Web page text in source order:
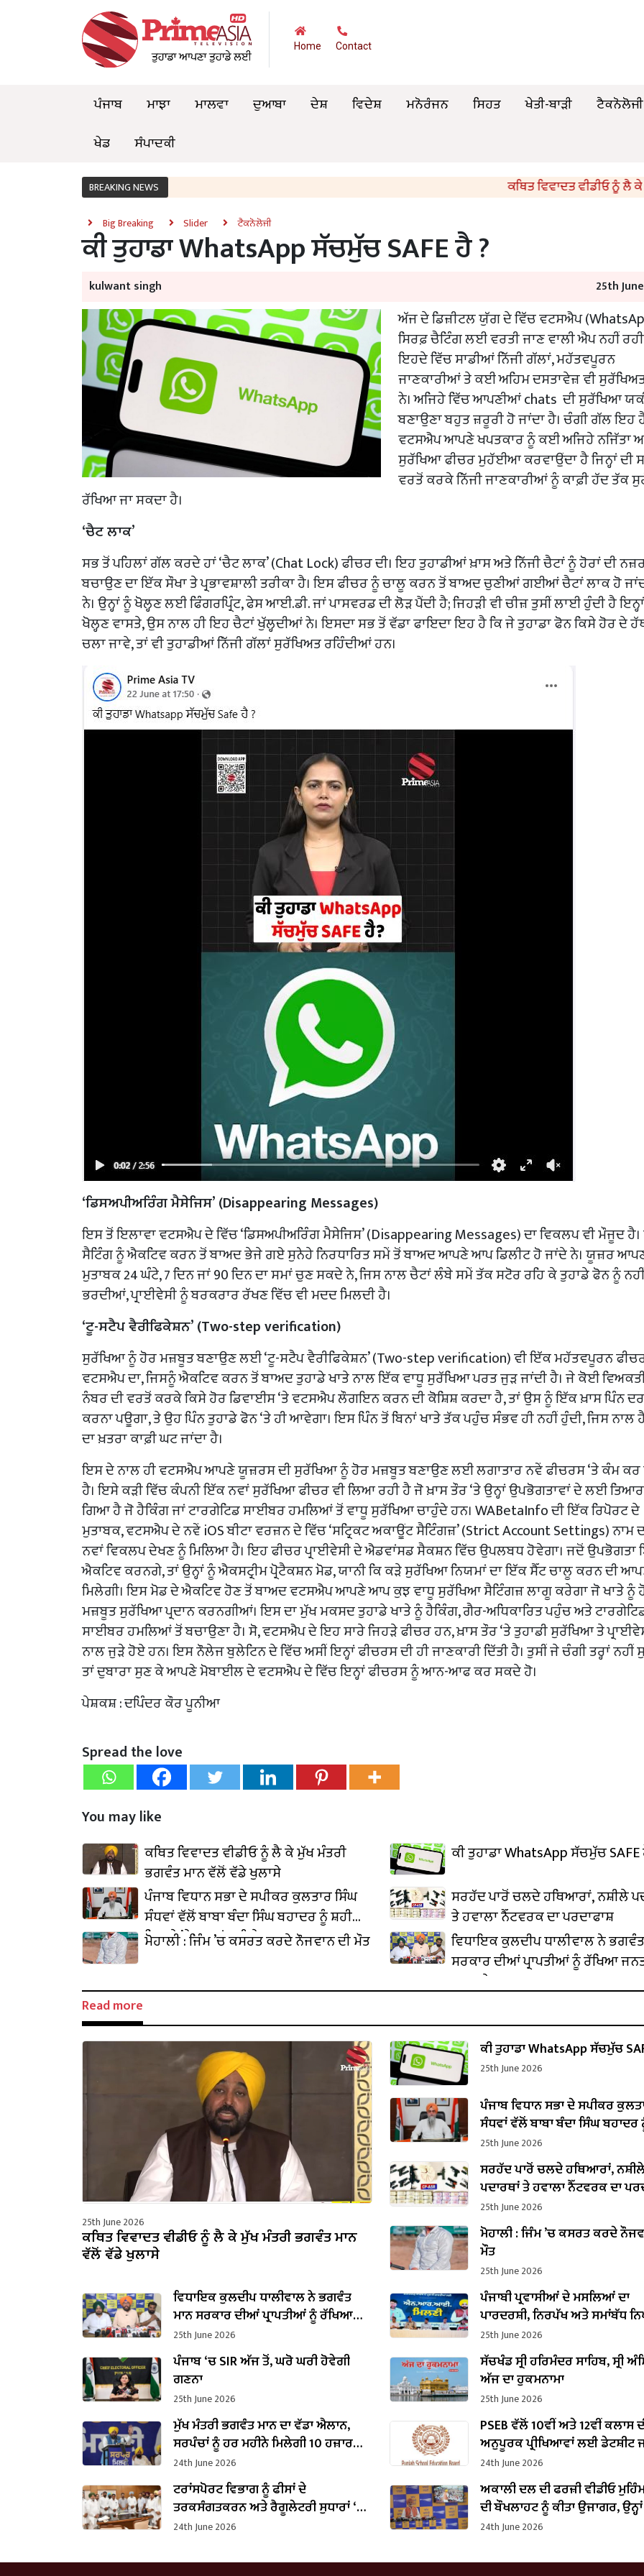
Home Contact
ਪੰਜਾਬ ਮਾਝਾ ਮਾਲਵਾ ਦੁਆਬਾ ਦੇਸ਼ ਵਿਦੇਸ਼ ਮਨੋਰੰਜਨ ਸਿਹਤ ਖੇਤੀ-ਬਾੜੀ ਟੈਕਨੋਲੋਜੀ
ਖੇਡ
ਸੰਪਾਦਕੀ
BREAKING NEWS ਕਥਿਤ ਵਿਵਾਦਤ ਵੀਡੀਓ ਨੂੰ ਲੈ ਕੇ ਮੁੱਖ
Big Breaking Slider ਟੈਕਨੋਲੋਜੀ
ਕੀ ਤੁਹਾਡਾ WhatsApp ਸੱਚਮੁੱਚ SAFE ਹੈ ?
kulwant singh 25th
ਅੱਜ ਦੇ ਡਿਜ਼ੀਟਲ ਯੁੱਗ ਦੇ ਵਿੱਚ ਵਟਸਐਪ
ਸਿਰਫ਼ ਚੈਟਿੰਗ ਲਈ ਵਰਤੀ ਜਾਣ ਵਾਲੀ ਐਪ ਨਹੀਂ
ਇਹਦੇ ਵਿੱਚ ਸਾਡੀਆਂ ਨਿੱਜੀ ਗੱਲਾਂ, ਮਹੱਤਵਪੂਰਨ
ਜਾਣਕਾਰੀਆਂ ਤੇ ਕਈ ਅਹਿਮ ਦਸਤਾਵੇਜ਼ ਵੀ
ਨੇ। ਅਜਿਹੇ ਵਿੱਚ ਆਪਣੀਆਂ chats ਦੀ ਸੁਰੱਖਿਆ
ਬਣਾਉਣਾ ਬਹੁਤ ਜ਼ਰੂਰੀ ਹੋ ਜਾਂਦਾ ਹੈ। ਚੰਗੀ ਗੱਲ ਇਹ
ਵਟਸਐਪ ਆਪਣੇ ਖਪਤਕਾਰ ਨੂੰ ਕਈ ਅਜਿਹੇ ਨਜਿੱਤਾ
ਸੁਰੱਖਿਆ ਫੀਚਰ ਮੁਹੱਈਆ ਕਰਵਾਉਂਦਾ ਹੈ ਜਿਨ੍ਹਾਂ ਦੀ
ਵਰਤੋਂ ਕਰਕੇ ਨਿੱਜੀ ਜਾਣਕਾਰੀਆਂ ਨੂੰ ਕਾਫ਼ੀ ਹੱਦ ਤੱਕ
ਰੱਖਿਆ ਜਾ ਸਕਦਾ ਹੈ।
‘ਚੈਟ ਲਾਕ’
ਸਭ ਤੋਂ ਪਹਿਲਾਂ ਗੱਲ ਕਰਦੇ ਹਾਂ ‘ਚੈਟ ਲਾਕ’ (Chat Lock) ਫੀਚਰ ਦੀ। ਇਹ ਤੁਹਾਡੀਆਂ ਖ਼ਾਸ ਅਤੇ ਨਿੱਜੀ ਚੈਟਾਂ ਨੂੰ ਹੋਰਾਂ ਦੀ
ਬਚਾਉਣ ਦਾ ਇੱਕ ਸੌਖਾ ਤੇ ਪ੍ਰਭਾਵਸ਼ਾਲੀ ਤਰੀਕਾ ਹੈ। ਇਸ ਫੀਚਰ ਨੂੰ ਚਾਲੂ ਕਰਨ ਤੋਂ ਬਾਅਦ ਚੁਣੀਆਂ ਗਈਆਂ ਚੈਟਾਂ ਲਾਕ ਹੋ
ਨੇ। ਉਨ੍ਹਾਂ ਨੂੰ ਖੋਲ੍ਹਣ ਲਈ ਫਿੰਗਰਪ੍ਰਿੰਟ, ਫੇਸ ਆਈ.ਡੀ. ਜਾਂ ਪਾਸਵਰਡ ਦੀ ਲੋੜ ਪੈਂਦੀ ਹੈ; ਜਿਹੜੀ ਵੀ ਚੀਜ਼ ਤੁਸੀਂ ਲਾਈ ਹੁੰਦੀ ਹੈ
ਖੋਲ੍ਹਣ ਵਾਸਤੇ, ਉਸ ਨਾਲ ਹੀ ਇਹ ਚੈਟਾਂ ਖੁੱਲ੍ਹਦੀਆਂ ਨੇ। ਇਸਦਾ ਸਭ ਤੋਂ ਵੱਡਾ ਫਾਇਦਾ ਇਹ ਹੈ ਕਿ ਜੇ ਤੁਹਾਡਾ ਫੋਨ ਕਿਸੇ ਹੋਰ ਦੇ
ਚਲਾ ਜਾਵੇ, ਤਾਂ ਵੀ ਤੁਹਾਡੀਆਂ ਨਿੱਜੀ ਗੱਲਾਂ ਸੁਰੱਖਿਅਤ ਰਹਿੰਦੀਆਂ ਹਨ।
‘ਡਿਸਅਪੀਅਰਿੰਗ ਮੈਸੇਜਿਸ’ (Disappearing Messages)
ਇਸ ਤੋਂ ਇਲਾਵਾ ਵਟਸਐਪ ਦੇ ਵਿੱਚ ‘ਡਿਸਅਪੀਅਰਿੰਗ ਮੈਸੇਜਿਸ’ (Disappearing Messages) ਦਾ ਵਿਕਲਪ ਵੀ ਮੌਜੂਦ
ਸੈਟਿੰਗ ਨੂੰ ਐਕਟਿਵ ਕਰਨ ਤੋਂ ਬਾਅਦ ਭੇਜੇ ਗਏ ਸੁਨੇਹੇ ਨਿਰਧਾਰਿਤ ਸਮੇਂ ਤੋਂ ਬਾਅਦ ਆਪਣੇ ਆਪ ਡਿਲੀਟ ਹੋ ਜਾਂਦੇ ਨੇ। ਯੂਜ਼ਰ
ਮੁਤਾਬਕ 24 ਘੰਟੇ, 7 ਦਿਨ ਜਾਂ 90 ਦਿਨ ਦਾ ਸਮਾਂ ਚੁਣ ਸਕਦੇ ਨੇ, ਜਿਸ ਨਾਲ ਚੈਟਾਂ ਲੰਬੇ ਸਮੇਂ ਤੱਕ ਸਟੋਰ ਰਹਿ ਕੇ ਤੁਹਾਡੇ ਫੋਨ ਨੂੰ ਨਹੀਂ
ਭਰਦੀਆਂ, ਪ੍ਰਾਈਵੇਸੀ ਨੂੰ ਬਰਕਰਾਰ ਰੱਖਣ ਵਿੱਚ ਵੀ ਮਦਦ ਮਿਲਦੀ ਹੈ।
‘ਟੂ-ਸਟੈਪ ਵੈਰੀਫਿਕੇਸ਼ਨ’ (Two-step verification)
ਸੁਰੱਖਿਆ ਨੂੰ ਹੋਰ ਮਜ਼ਬੂਤ ਬਣਾਉਣ ਲਈ ‘ਟੂ-ਸਟੈਪ ਵੈਰੀਫਿਕੇਸ਼ਨ’ (Two-step verification) ਵੀ ਇੱਕ ਮਹੱਤਵਪੂਰਨ
ਵਟਸਐਪ ਦਾ, ਜਿਸਨੂੰ ਐਕਟਿਵ ਕਰਨ ਤੋਂ ਬਾਅਦ ਤੁਹਾਡੇ ਖਾਤੇ ਨਾਲ ਇੱਕ ਵਾਧੂ ਸੁਰੱਖਿਆ ਪਰਤ ਜੁੜ ਜਾਂਦੀ ਹੈ। ਜੇ ਕੋਈ
ਨੰਬਰ ਦੀ ਵਰਤੋਂ ਕਰਕੇ ਕਿਸੇ ਹੋਰ ਡਿਵਾਈਸ ‘ਤੇ ਵਟਸਐਪ ਲੌਗਇਨ ਕਰਨ ਦੀ ਕੋਸ਼ਿਸ਼ ਕਰਦਾ ਹੈ, ਤਾਂ ਉਸ ਨੂੰ ਇੱਕ ਖ਼ਾਸ ਪਿੰਨ
ਕਰਨਾ ਪਊਗਾ, ਤੇ ਉਹ ਪਿੰਨ ਤੁਹਾਡੇ ਫੋਨ ‘ਤੇ ਹੀ ਆਵੇਗਾ। ਇਸ ਪਿੰਨ ਤੋਂ ਬਿਨਾਂ ਖਾਤੇ ਤੱਕ ਪਹੁੰਚ ਸੰਭਵ ਹੀ ਨਹੀਂ ਹੁੰਦੀ, ਜਿਸ ਨਾਲ
ਦਾ ਖ਼ਤਰਾ ਕਾਫ਼ੀ ਘਟ ਜਾਂਦਾ ਹੈ।
ਇਸ ਦੇ ਨਾਲ ਹੀ ਵਟਸਐਪ ਆਪਣੇ ਯੂਜ਼ਰਸ ਦੀ ਸੁਰੱਖਿਆ ਨੂੰ ਹੋਰ ਮਜ਼ਬੂਤ ਬਣਾਉਣ ਲਈ ਲਗਾਤਾਰ ਨਵੇਂ ਫੀਚਰਸ ‘ਤੇ ਕੰਮ ਕਰ
ਹੈ। ਇਸੇ ਕੜੀ ਵਿੱਚ ਕੰਪਨੀ ਇੱਕ ਨਵਾਂ ਸੁਰੱਖਿਆ ਫੀਚਰ ਵੀ ਲਿਆ ਰਹੀ ਹੈ ਜੋ ਖ਼ਾਸ ਤੌਰ ‘ਤੇ ਉਨ੍ਹਾਂ ਉਪਭੋਗਤਾਵਾਂ ਦੇ ਲਈ
ਗਿਆ ਹੈ ਜੋ ਹੈਕਿੰਗ ਜਾਂ ਟਾਰਗੇਟਿਡ ਸਾਈਬਰ ਹਮਲਿਆਂ ਤੋਂ ਵਾਧੂ ਸੁਰੱਖਿਆ ਚਾਹੁੰਦੇ ਹਨ। WABetaInfo ਦੀ ਇੱਕ ਰਿਪੋਰਟ ਦੇ
ਮੁਤਾਬਕ, ਵਟਸਐਪ ਦੇ ਨਵੇਂ iOS ਬੀਟਾ ਵਰਜ਼ਨ ਦੇ ਵਿੱਚ ‘ਸਟ੍ਰਿਕਟ ਅਕਾਊਂਟ ਸੈਟਿੰਗਜ਼’ (Strict Account Settings) ਨਾਮ
ਨਵਾਂ ਵਿਕਲਪ ਦੇਖਣ ਨੂੰ ਮਿਲਿਆ ਹੈ। ਇਹ ਫੀਚਰ ਪ੍ਰਾਈਵੇਸੀ ਦੇ ਐਡਵਾਂਸਡ ਸੈਕਸ਼ਨ ਵਿੱਚ ਉਪਲਬਧ ਹੋਵੇਗਾ। ਜਦੋਂ
ਐਕਟਿਵ ਕਰਨਗੇ, ਤਾਂ ਉਨ੍ਹਾਂ ਨੂੰ ਐਕਸਟ੍ਰੀਮ ਪ੍ਰੋਟੈਕਸ਼ਨ ਮੋਡ, ਯਾਨੀ ਕਿ ਕੜੇ ਸੁਰੱਖਿਆ ਨਿਯਮਾਂ ਦਾ ਇੱਕ ਸੈੱਟ ਚਾਲੂ ਕਰਨ ਦੀ
ਮਿਲੇਗੀ। ਇਸ ਮੋਡ ਦੇ ਐਕਟਿਵ ਹੋਣ ਤੋਂ ਬਾਅਦ ਵਟਸਐਪ ਆਪਣੇ ਆਪ ਕੁਝ ਵਾਧੂ ਸੁਰੱਖਿਆ ਸੈਟਿੰਗਜ਼ ਲਾਗੂ ਕਰੇਗਾ ਜੋ ਖਾਤੇ ਨੂੰ
ਮਜ਼ਬੂਤ ਸੁਰੱਖਿਆ ਪ੍ਰਦਾਨ ਕਰਨਗੀਆਂ। ਇਸ ਦਾ ਮੁੱਖ ਮਕਸਦ ਤੁਹਾਡੇ ਖਾਤੇ ਨੂੰ ਹੈਕਿੰਗ, ਗੈਰ-ਅਧਿਕਾਰਿਤ ਪਹੁੰਚ ਅਤੇ
ਸਾਈਬਰ ਹਮਲਿਆਂ ਤੋਂ ਬਚਾਉਣਾ ਹੈ। ਸੋ, ਵਟਸਐਪ ਦੇ ਇਹ ਸਾਰੇ ਜਿਹੜੇ ਫੀਚਰ ਹਨ, ਖ਼ਾਸ ਤੌਰ ‘ਤੇ ਤੁਹਾਡੀ ਸੁਰੱਖਿਆ ਤੇ
ਨਾਲ ਜੁੜੇ ਹੋਏ ਹਨ। ਇਸ ਨੌਲੇਜ ਬੁਲੇਟਿਨ ਦੇ ਵਿੱਚ ਅਸੀਂ ਇਨ੍ਹਾਂ ਫੀਚਰਸ ਦੀ ਹੀ ਜਾਣਕਾਰੀ ਦਿੱਤੀ ਹੈ। ਤੁਸੀਂ ਜੇ ਚੰਗੀ ਤਰ੍ਹਾਂ ਨਹੀਂ
ਤਾਂ ਦੁਬਾਰਾ ਸੁਣ ਕੇ ਆਪਣੇ ਮੋਬਾਈਲ ਦੇ ਵਟਸਐਪ ਦੇ ਵਿੱਚ ਇਨ੍ਹਾਂ ਫੀਚਰਸ ਨੂੰ ਆਨ-ਆਫ ਕਰ ਸਕਦੇ ਹੋ।
ਪੇਸ਼ਕਸ਼ : ਦਪਿੰਦਰ ਕੌਰ ਪੂਨੀਆ
Spread the love
You may like
ਕਥਿਤ ਵਿਵਾਦਤ ਵੀਡੀਓ ਨੂੰ ਲੈ ਕੇ ਮੁੱਖ ਮੰਤਰੀ
ਭਗਵੰਤ ਮਾਨ ਵੱਲੋਂ ਵੱਡੇ ਖੁਲਾਸੇ
ਕੀ ਤੁਹਾਡਾ WhatsApp ਸੱਚਮੁੱਚ SAFE
ਪੰਜਾਬ ਵਿਧਾਨ ਸਭਾ ਦੇ ਸਪੀਕਰ ਕੁਲਤਾਰ ਸਿੰਘ
ਸੰਧਵਾਂ ਵੱਲੋਂ ਬਾਬਾ ਬੰਦਾ ਸਿੰਘ ਬਹਾਦਰ ਨੂੰ ਸ਼ਹੀਦੀ
ਦਿਹਾੜੇ ’ਤੇ ਸ਼ਰਧਾਂਜਲੀ ਭੇਟ
ਸਰਹੱਦ ਪਾਰੋਂ ਚਲਦੇ ਹਥਿਆਰਾਂ, ਨਸ਼ੀਲੇ
ਤੇ ਹਵਾਲਾ ਨੈੱਟਵਰਕ ਦਾ ਪਰਦਾਫਾਸ਼
ਮੋਹਾਲੀ : ਜਿੰਮ ’ਚ ਕਸਰਤ ਕਰਦੇ ਨੌਜਵਾਨ ਦੀ ਮੌਤ
ਵਿਧਾਇਕ ਕੁਲਦੀਪ ਧਾਲੀਵਾਲ ਨੇ
ਸਰਕਾਰ ਦੀਆਂ ਪ੍ਰਾਪਤੀਆਂ ਨੂੰ ਰੱਖਿਆ
ਸਾਹਮਣੇ
Read more
25th June 2026
ਕਥਿਤ ਵਿਵਾਦਤ ਵੀਡੀਓ ਨੂੰ ਲੈ ਕੇ ਮੁੱਖ ਮੰਤਰੀ ਭਗਵੰਤ ਮਾਨ
ਵੱਲੋਂ ਵੱਡੇ ਖੁਲਾਸੇ
ਕੀ ਤੁਹਾਡਾ WhatsApp ਸੱਚਮੁੱਚ
25th June 2026
ਪੰਜਾਬ ਵਿਧਾਨ ਸਭਾ ਦੇ ਸਪੀਕਰ
ਸੰਧਵਾਂ ਵੱਲੋਂ ਬਾਬਾ ਬੰਦਾ ਸਿੰਘ ਬਹਾਦਰ
ਸ਼ਹੀਦੀ ਦਿਹਾੜੇ ’ਤੇ ਸ਼ਰਧਾਂਜਲੀ ਭੇਟ
25th June 2026
ਸਰਹੱਦ ਪਾਰੋਂ ਚਲਦੇ ਹਥਿਆਰਾਂ,
ਪਦਾਰਥਾਂ ਤੇ ਹਵਾਲਾ ਨੈੱਟਵਰਕ ਦਾ
25th June 2026
ਮੋਹਾਲੀ : ਜਿੰਮ ’ਚ ਕਸਰਤ ਕਰਦੇ
ਮੌਤ
25th June 2026
ਵਿਧਾਇਕ ਕੁਲਦੀਪ ਧਾਲੀਵਾਲ ਨੇ ਭਗਵੰਤ
ਮਾਨ ਸਰਕਾਰ ਦੀਆਂ ਪ੍ਰਾਪਤੀਆਂ ਨੂੰ ਰੱਖਿਆ
ਜਨਤਾ ਦੇ ਸਾਹਮਣੇ
25th June 2026
ਪੰਜਾਬੀ ਪ੍ਰਵਾਸੀਆਂ ਦੇ ਮਸਲਿਆਂ ਦਾ
ਪਾਰਦਰਸ਼ੀ, ਨਿਰਪੱਖ ਅਤੇ ਸਮਾਂਬੱਧ
ਯਕੀਨੀ ਬਣਾਇਆ ਜਾਵੇਗਾ : ਡਾ.
ਸਿੰਘ
25th June 2026
ਪੰਜਾਬ ‘ਚ SIR ਅੱਜ ਤੋਂ, ਘਰੋ ਘਰੀ ਹੋਵੇਗੀ
ਗਣਨਾ
25th June 2026
ਸੱਚਖੰਡ ਸ੍ਰੀ ਹਰਿਮੰਦਰ ਸਾਹਿਬ, ਸ੍ਰੀ
ਅੱਜ ਦਾ ਹੁਕਮਨਾਮਾ
25th June 2026
ਮੁੱਖ ਮੰਤਰੀ ਭਗਵੰਤ ਮਾਨ ਦਾ ਵੱਡਾ ਐਲਾਨ,
ਸਰਪੰਚਾਂ ਨੂੰ ਹਰ ਮਹੀਨੇ ਮਿਲੇਗੀ 10 ਹਜ਼ਾਰ
ਰੁਪਏ ਤਨਖਾਹ
24th June 2026
PSEB ਵੱਲੋਂ 10ਵੀਂ ਅਤੇ 12ਵੀਂ ਕਲਾਸ
ਅਨੁਪੂਰਕ ਪ੍ਰੀਖਿਆਵਾਂ ਲਈ ਡੇਟਸ਼ੀਟ
24th June 2026
ਟਰਾਂਸਪੋਰਟ ਵਿਭਾਗ ਨੂੰ ਫੀਸਾਂ ਦੇ
ਤਰਕਸੰਗਤਕਰਨ ਅਤੇ ਰੈਗੂਲੇਟਰੀ ਸੁਧਾਰਾਂ ‘ਤੇ
ਤੁਰੰਤ ਕਾਰਵਾਈ ਕਰਨ ਦੇ ਨਿਰਦੇਸ਼ : ਹਰਪਾਲ
24th June 2026
ਅਕਾਲੀ ਦਲ ਦੀ ਫਰਜ਼ੀ ਵੀਡੀਓ
ਦੀ ਬੌਖਲਾਹਟ ਨੂੰ ਕੀਤਾ ਉਜਾਗਰ,
CM ਮਾਨ ਨੂੰ ਨਿਸ਼ਾਨਾ ਬਣਾਉਣ ਤੋਂ
24th June 2026